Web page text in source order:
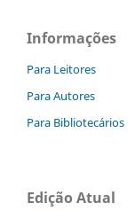
Informações
Para Leitores
Para Autores
Para Bibliotecários
Edição Atual